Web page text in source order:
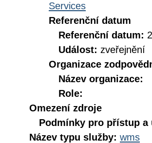
Services
Referenční datum
Referenční datum:
Událost: zveřejnění
Organizace
Název organizace:
Role:
Omezení zdroje
Podmínky pro přístup a
Název typu služby: wms